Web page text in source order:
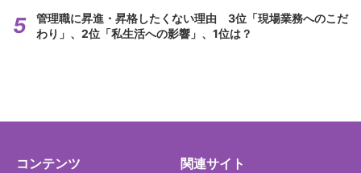
管理職に昇進・昇格したくない理由 3位「現場業務へのこだ
わり」、2位「私生活への影響」、1位は？
コンテンツ 関連サイト